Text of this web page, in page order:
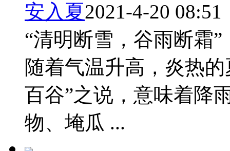
安入夏2021-4-20 08:51
“清明断雪，谷雨断霜
随着气温升高，炎热
百谷”之说，意味着降
物、埯瓜 ...